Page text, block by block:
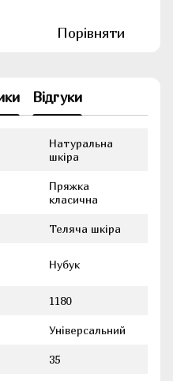
Порівняти
Відгуки
Натуральна
шкіра
Пряжка
класична
Теляча шкіра
Нубук
1180
Універсальний
35